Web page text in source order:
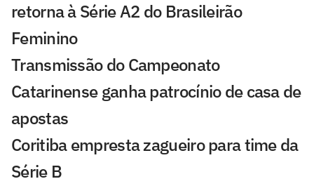
retorna à Série A2 do Brasileirão
Feminino
Transmissão do Campeonato
Catarinense ganha patrocínio de casa de
apostas
Coritiba empresta zagueiro para time da
Série B